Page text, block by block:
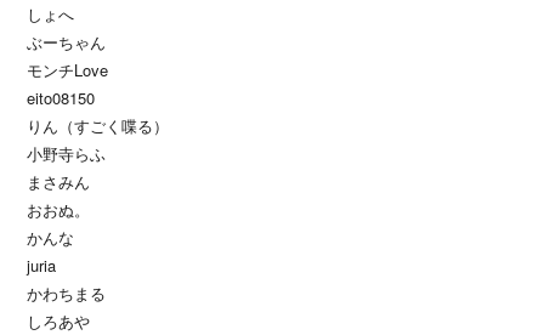
しょへ
ぶーちゃん
モンチLove
eito08150
りん（すごく喋る）
小野寺らふ
まさみん
おおぬ。
かんな
juria
かわちまる
しろあや